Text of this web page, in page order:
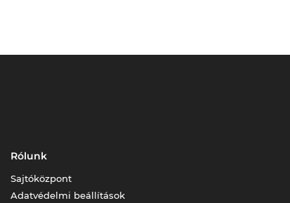
Rólunk
Sajtóközpont
Adatvédelmi beállítások